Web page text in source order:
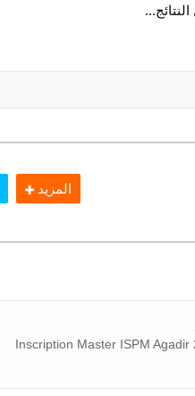
المزيد
Inscription Master ISPM Agadir